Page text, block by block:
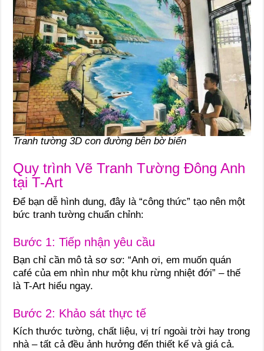
Tranh tường 3D con đường bên bờ biển
Quy trình Vẽ Tranh Tường Đông Anh
tại T-Art
Để bạn dễ hình dung, đây là “công thức” tạo nên một
bức tranh tường chuẩn chỉnh:
Bước 1: Tiếp nhận yêu cầu
Bạn chỉ cần mô tả sơ sơ: “Anh ơi, em muốn quán
café của em nhìn như một khu rừng nhiệt đới” – thế
là T-Art hiểu ngay.
Bước 2: Khảo sát thực tế
Kích thước tường, chất liệu, vị trí ngoài trời hay trong
nhà – tất cả đều ảnh hưởng đến thiết kế và giá cả.